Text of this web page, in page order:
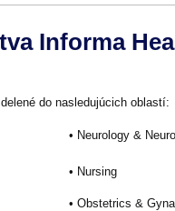
Informa
do nasledujúcich oblastí:
• Neurology &
• Nursing
• Obstetrics &